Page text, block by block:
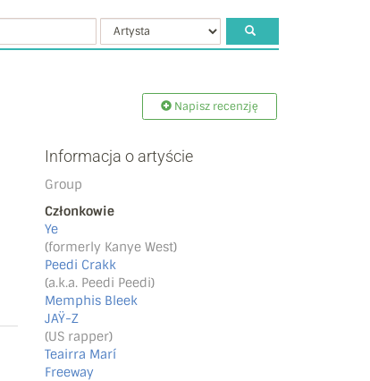
Napisz recenzję
Informacja o artyście
Group
Członkowie
Ye
(formerly Kanye West)
Peedi Crakk
(a.k.a. Peedi Peedi)
Memphis Bleek
JAŸ-Z
(US rapper)
Teairra Marí
Freeway